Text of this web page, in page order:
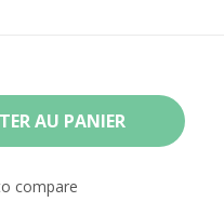
AU PANIER
compare